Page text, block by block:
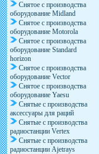
Снятое с производства
оборудование Midland
Снятое с производства
оборудование Motorola
Снятое с производства
оборудование Standard
horizon
Снятое с производства
оборудование Vector
Снятое с производства
оборудование Yaesu
Снятые с производства
аксессуары для раций
Снятые с производства
радиостанции Vertex
Снятые с производства
радиостанции Ajetrays